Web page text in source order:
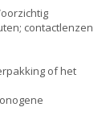
contactlenzen
of het